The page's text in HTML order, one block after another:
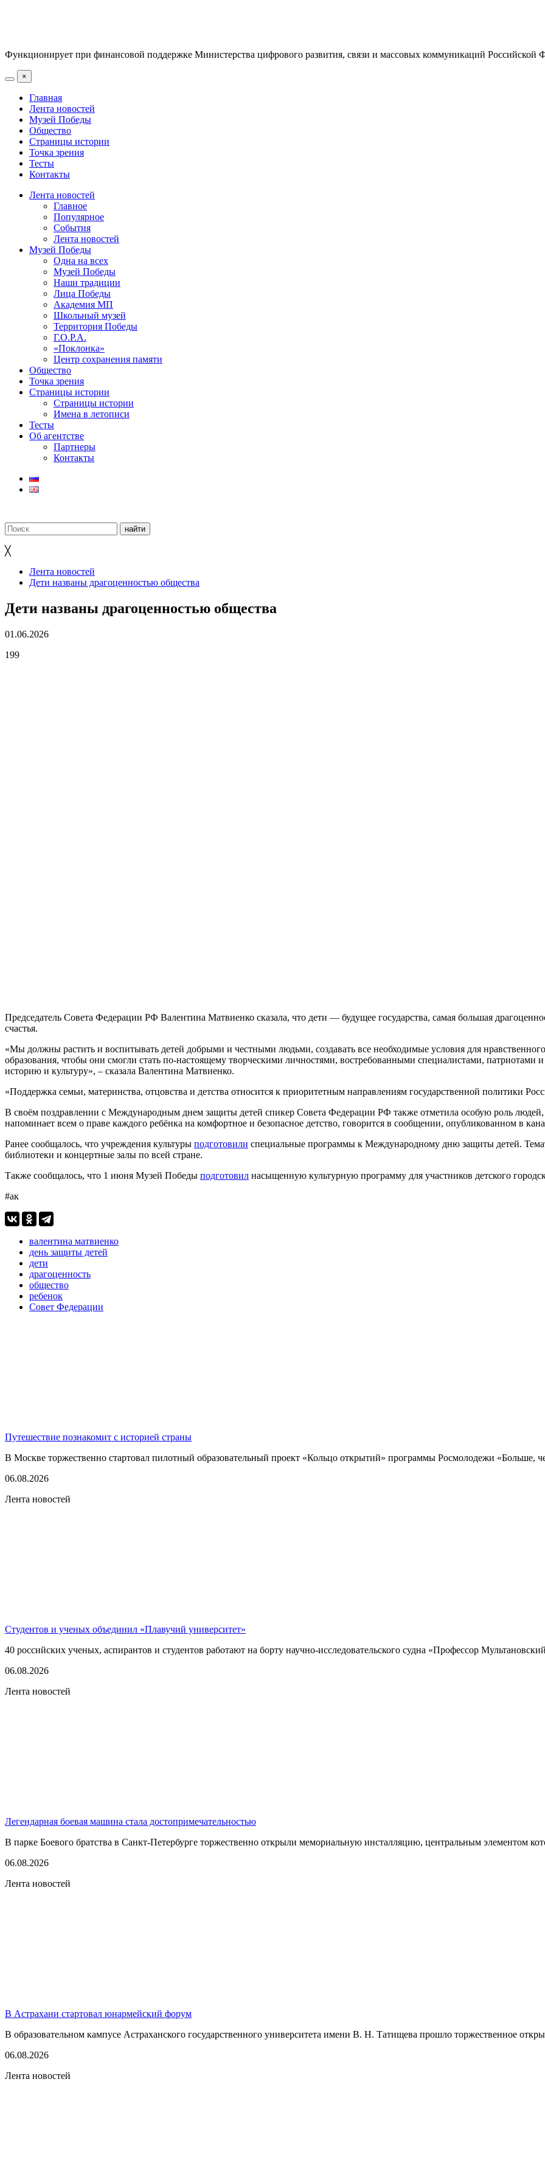
Функционирует при финансовой поддержке Министерства цифрового развития, связи и массовых коммуникаций Российской
×
Главная
Лента новостей
Музей Победы
Общество
Страницы истории
Точка зрения
Тесты
Контакты
Лента новостей
Главное
Популярное
События
Лента новостей
Музей Победы
Одна на всех
Музей Победы
Наши традиции
Лица Победы
Академия МП
Школьный музей
Территория Победы
Г.О.Р.А.
«Поклонка»
Центр сохранения памяти
Общество
Точка зрения
Страницы истории
Страницы истории
Имена в летописи
Тесты
Об агентстве
Партнеры
Контакты
╳
Лента новостей
Дети названы драгоценностью общества
Дети названы драгоценностью общества
01.06.2026
199
Председатель Совета Федерации РФ Валентина Матвиенко сказала, что дети — будущее государства, самая большая
счастья.
«Мы должны растить и воспитывать детей добрыми и честными людьми, создавать все необходимые условия для
образования, чтобы они смогли стать по-настоящему творческими личностями, востребованными специалистами,
историю и культуру», – сказала Валентина Матвиенко.
«Поддержка семьи, материнства, отцовства и детства относится к приоритетным направлениям государственной политики
В своём поздравлении с Международным днем защиты детей спикер Совета Федерации РФ также отметила особую роль людей,
напоминает всем о праве каждого ребёнка на комфортное и безопасное детство, говорится в сообщении, опубликованном в
Ранее сообщалось, что учреждения культуры подготовили специальные программы к Международному дню защиты детей.
библиотеки и концертные залы по всей стране.
Также сообщалось, что 1 июня Музей Победы подготовил насыщенную культурную программу для участников детского
#ак
валентина матвиенко
день защиты детей
дети
драгоценность
общество
ребенок
Совет Федерации
Путешествие познакомит с историей страны
В Москве торжественно стартовал пилотный образовательный проект «Кольцо открытий» программы Росмолодежи «Больше,
06.08.2026
Лента новостей
Студентов и ученых объединил «Плавучий университет»
40 российских ученых, аспирантов и студентов работают на борту научно-исследовательского судна «Профессор
06.08.2026
Лента новостей
Легендарная боевая машина стала достопримечательностью
В парке Боевого братства в Санкт-Петербурге торжественно открыли мемориальную инсталляцию, центральным элементом
06.08.2026
Лента новостей
В Астрахани стартовал юнармейский форум
В образовательном кампусе Астраханского государственного университета имени В. Н. Татищева прошло торжественное
06.08.2026
Лента новостей